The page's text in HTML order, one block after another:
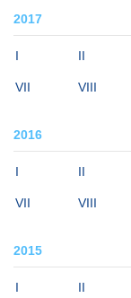
2017
I II
VII VIII
2016
I II
VII VIII
2015
I II